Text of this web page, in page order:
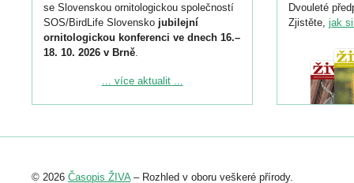
se Slovenskou ornitologickou společností
SOS/BirdLife Slovensko jubilejní
ornitologickou konferenci ve dnech 16.–
18. 10. 2026 v Brně.
Podrobnější informace ke konferenci
Registrovat se můžete do 6. září.
abstraktu přihlášené přednášky nebo
... více aktualit ...
Dvouleté
Zjistěte, jak
© 2026 Časopis ŽIVA– Rozhled v oboru veškeré přírody.